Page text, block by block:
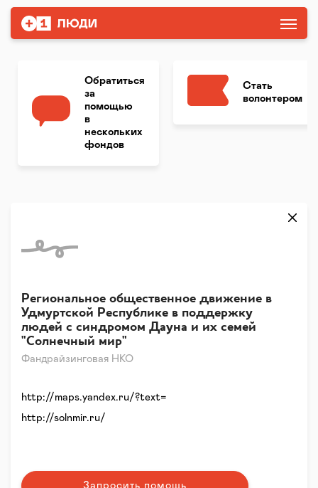
Обратиться
за
помощью
в
нескольких
фондов
Стать
волонтером
Фандрайзинговая НКО
Региональное общественное движение в
Удмуртской Республике в поддержку
людей с синдромом Дауна и их семей
"Солнечный мир"
http://maps.yandex.ru/?text=
http://solnmir.ru/
Запросить помощь